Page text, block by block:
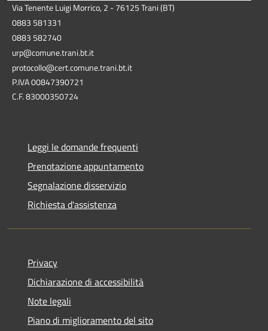
Via Tenente Luigi Morrico, 2 - 76125 Trani (BT)
0883 581331
0883 582740
urp@comune.trani.bt.it
protocollo@cert.comune.trani.bt.it
P.IVA 00847390721
C.F. 83000350724
Leggi le domande frequenti
Prenotazione appuntamento
Segnalazione disservizio
Richiesta d'assistenza
Privacy
Dichiarazione di accessibilità
Note legali
Piano di miglioramento del sito